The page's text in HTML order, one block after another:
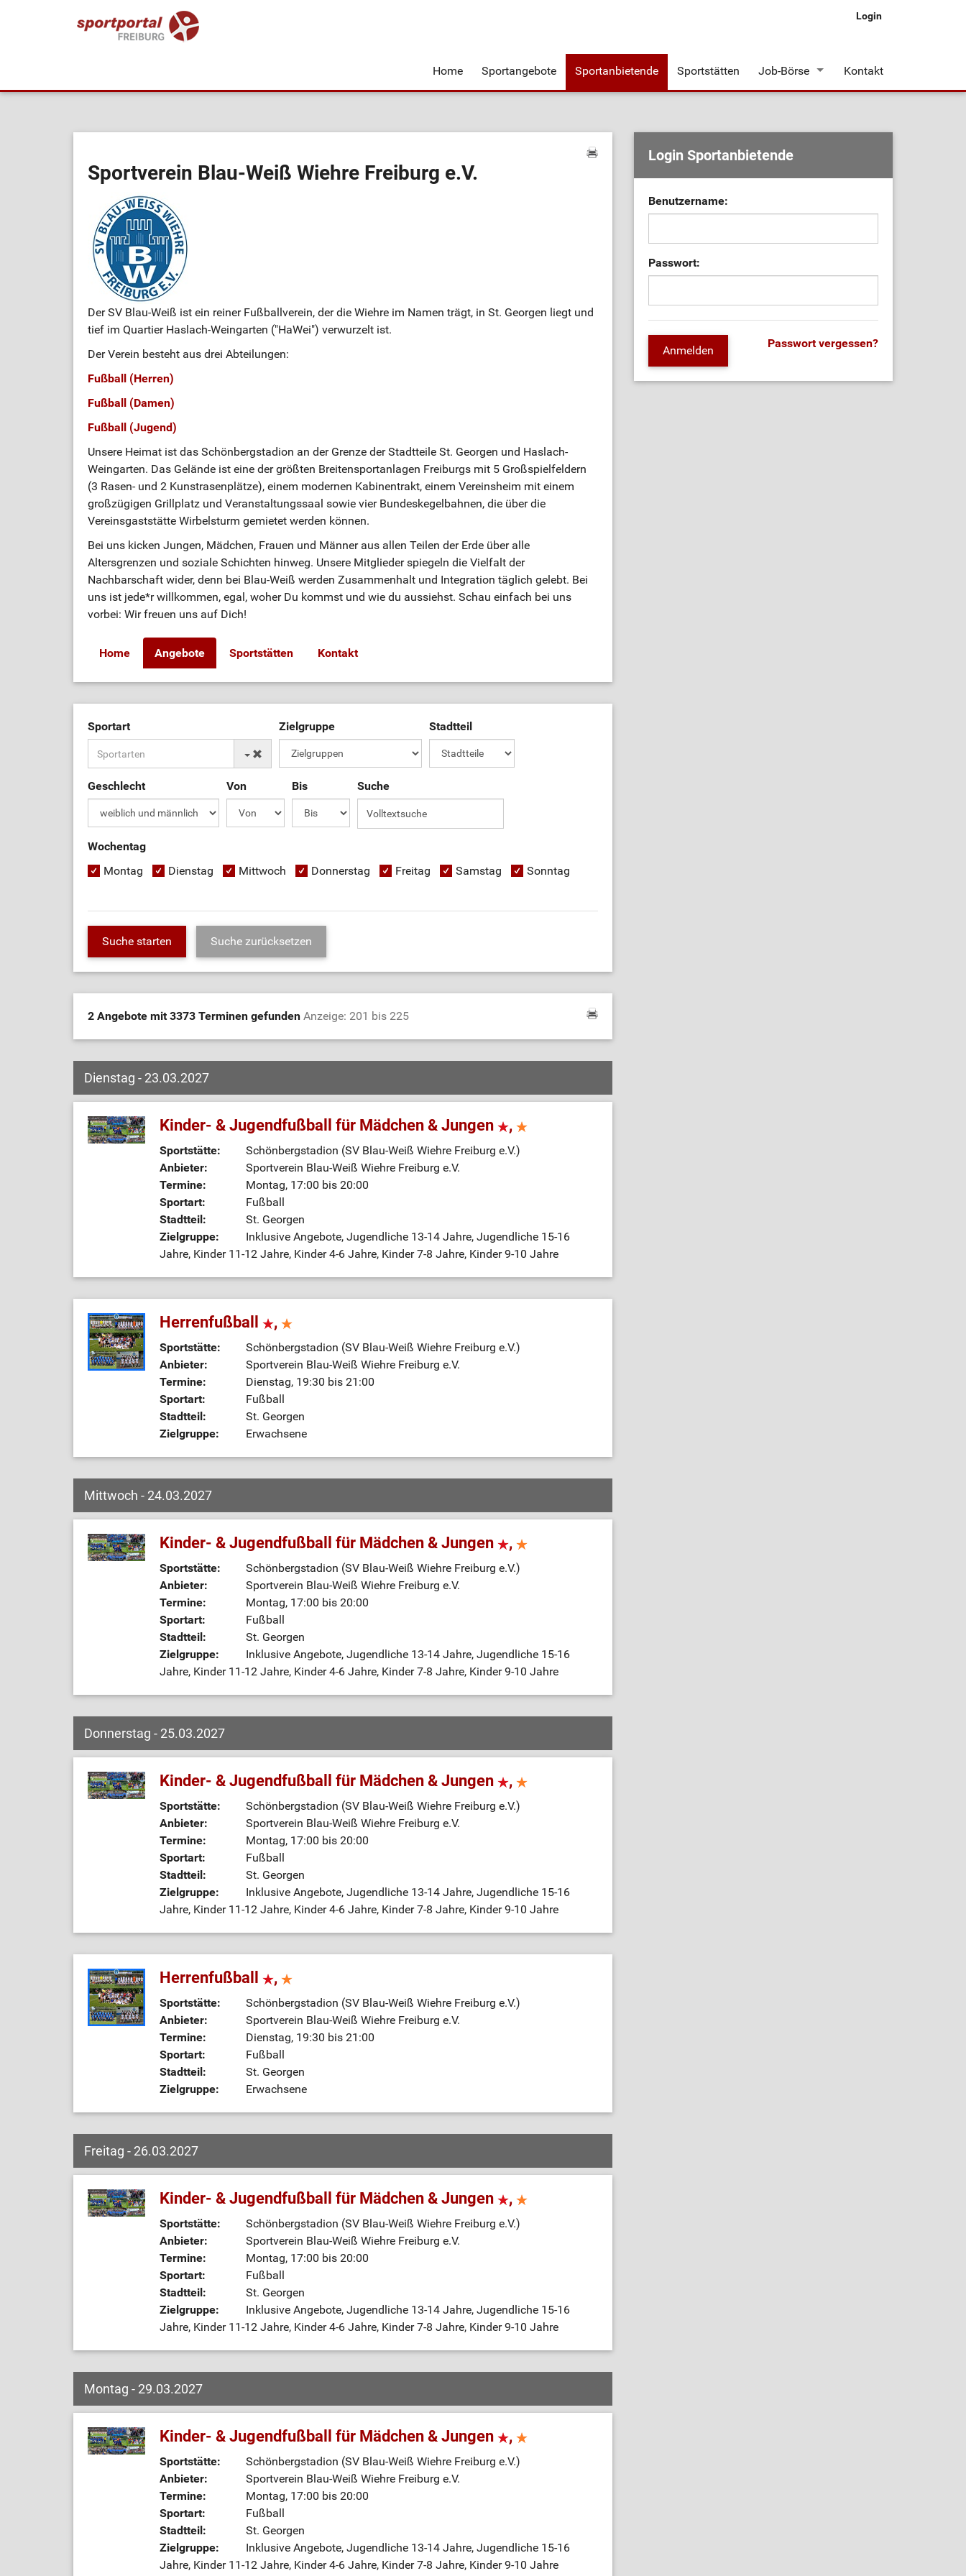
Login
Home Sportangebote Sportanbietende Sportstätten Job-Börse Kontakt
Sportverein Blau-Weiß Wiehre Freiburg e.V.
Der SV Blau-Weiß ist ein reiner Fußballverein, der die Wiehre im Namen trägt, in St. Georgen liegt und
tief im Quartier Haslach-Weingarten ("HaWei") verwurzelt ist.
Der Verein besteht aus drei Abteilungen:
Fußball (Herren)
Fußball (Damen)
Fußball (Jugend)
Unsere Heimat ist das Schönbergstadion an der Grenze der Stadtteile St. Georgen und Haslach-
Weingarten. Das Gelände ist eine der größten Breitensportanlagen Freiburgs mit 5 Großspielfeldern
(3 Rasen- und 2 Kunstrasenplätze), einem modernen Kabinentrakt, einem Vereinsheim mit einem
großzügigen Grillplatz und Veranstaltungssaal sowie vier Bundeskegelbahnen, die über die
Vereinsgaststätte Wirbelsturm gemietet werden können.
Bei uns kicken Jungen, Mädchen, Frauen und Männer aus allen Teilen der Erde über alle
Altersgrenzen und soziale Schichten hinweg. Unsere Mitglieder spiegeln die Vielfalt der
Nachbarschaft wider, denn bei Blau-Weiß werden Zusammenhalt und Integration täglich gelebt. Bei
uns ist jede*r willkommen, egal, woher Du kommst und wie du aussiehst. Schau einfach bei uns
vorbei: Wir freuen uns auf Dich!
Home Angebote Sportstätten Kontakt
Sportart Zielgruppe Stadtteil
Geschlecht Von Bis Suche
Wochentag
Montag
Dienstag Mittwoch Donnerstag Freitag Samstag Sonntag
2 Angebote mit 3373 Terminen gefunden Anzeige: 201 bis 225
Dienstag - 23.03.2027
Kinder- & Jugendfußball für Mädchen & Jungen ,
Sportstätte:
Schönbergstadion (SV Blau-Weiß Wiehre Freiburg e.V.)
Anbieter:
Sportverein Blau-Weiß Wiehre Freiburg e.V.
Termine:
Montag, 17:00 bis 20:00
Sportart:
Fußball
Stadtteil:
St. Georgen
Zielgruppe:
Inklusive Angebote, Jugendliche 13-14 Jahre, Jugendliche 15-16
Jahre, Kinder 11-12 Jahre, Kinder 4-6 Jahre, Kinder 7-8 Jahre, Kinder 9-10 Jahre
Herrenfußball ,
Sportstätte:
Schönbergstadion (SV Blau-Weiß Wiehre Freiburg e.V.)
Anbieter:
Sportverein Blau-Weiß Wiehre Freiburg e.V.
Termine:
Dienstag, 19:30 bis 21:00
Sportart:
Fußball
Stadtteil:
St. Georgen
Zielgruppe:
Erwachsene
Mittwoch - 24.03.2027
Kinder- & Jugendfußball für Mädchen & Jungen ,
Sportstätte:
Schönbergstadion (SV Blau-Weiß Wiehre Freiburg e.V.)
Anbieter:
Sportverein Blau-Weiß Wiehre Freiburg e.V.
Termine:
Montag, 17:00 bis 20:00
Sportart:
Fußball
Stadtteil:
St. Georgen
Zielgruppe:
Inklusive Angebote, Jugendliche 13-14 Jahre, Jugendliche 15-16
Jahre, Kinder 11-12 Jahre, Kinder 4-6 Jahre, Kinder 7-8 Jahre, Kinder 9-10 Jahre
Donnerstag - 25.03.2027
Kinder- & Jugendfußball für Mädchen & Jungen ,
Sportstätte:
Schönbergstadion (SV Blau-Weiß Wiehre Freiburg e.V.)
Anbieter:
Sportverein Blau-Weiß Wiehre Freiburg e.V.
Termine:
Montag, 17:00 bis 20:00
Sportart:
Fußball
Stadtteil:
St. Georgen
Zielgruppe:
Inklusive Angebote, Jugendliche 13-14 Jahre, Jugendliche 15-16
Jahre, Kinder 11-12 Jahre, Kinder 4-6 Jahre, Kinder 7-8 Jahre, Kinder 9-10 Jahre
Herrenfußball ,
Sportstätte:
Schönbergstadion (SV Blau-Weiß Wiehre Freiburg e.V.)
Anbieter:
Sportverein Blau-Weiß Wiehre Freiburg e.V.
Termine:
Dienstag, 19:30 bis 21:00
Sportart:
Fußball
Stadtteil:
St. Georgen
Zielgruppe:
Erwachsene
Freitag - 26.03.2027
Kinder- & Jugendfußball für Mädchen & Jungen ,
Sportstätte:
Schönbergstadion (SV Blau-Weiß Wiehre Freiburg e.V.)
Anbieter:
Sportverein Blau-Weiß Wiehre Freiburg e.V.
Termine:
Montag, 17:00 bis 20:00
Sportart:
Fußball
Stadtteil:
St. Georgen
Zielgruppe:
Inklusive Angebote, Jugendliche 13-14 Jahre, Jugendliche 15-16
Jahre, Kinder 11-12 Jahre, Kinder 4-6 Jahre, Kinder 7-8 Jahre, Kinder 9-10 Jahre
Montag - 29.03.2027
Kinder- & Jugendfußball für Mädchen & Jungen ,
Sportstätte:
Schönbergstadion (SV Blau-Weiß Wiehre Freiburg e.V.)
Anbieter:
Sportverein Blau-Weiß Wiehre Freiburg e.V.
Termine:
Montag, 17:00 bis 20:00
Sportart:
Fußball
Stadtteil:
St. Georgen
Zielgruppe:
Inklusive Angebote, Jugendliche 13-14 Jahre, Jugendliche 15-16
Jahre, Kinder 11-12 Jahre, Kinder 4-6 Jahre, Kinder 7-8 Jahre, Kinder 9-10 Jahre
Login Sportanbietende
Benutzername:
Passwort:
Passwort vergessen?